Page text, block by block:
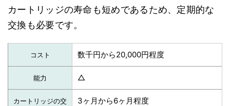
カートリッジの寿命も短めであるため、定期的な
交換も必要です。
コスト 数千円から20,000円程度
能力 △
カートリッジの交
3ヶ月から6ヶ月程度